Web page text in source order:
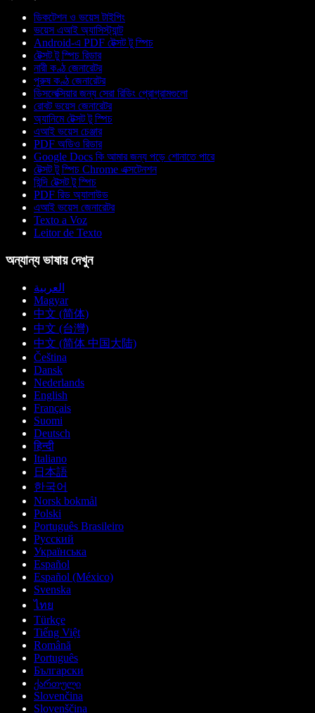
ডিকটেশন ও ভয়েস টাইপিং
ভয়েস এআই অ্যাসিস্ট্যান্ট
Android-এ PDF টেক্সট টু স্পিচ
টেক্সট টু স্পিচ রিডার
নারী কণ্ঠ জেনারেটর
পুরুষ কণ্ঠ জেনারেটর
ডিসলেক্সিয়ার জন্য সেরা রিডিং প্রোগ্রামগুলো
রোবট ভয়েস জেনারেটর
অ্যানিমে টেক্সট টু স্পিচ
এআই ভয়েস চেঞ্জার
PDF অডিও রিডার
Google Docs কি আমার জন্য পড়ে শোনাতে পারে
টেক্সট টু স্পিচ Chrome এক্সটেনশন
হিন্দি টেক্সট টু স্পিচ
PDF রিড অ্যালাউড
এআই ভয়েস জেনারেটর
Texto a Voz
Leitor de Texto
অন্যান্য ভাষায় দেখুন
العربية
Magyar
中文 (简体)
中文 (台灣)
中文 (简体 中国大陆)
Čeština
Dansk
Nederlands
English
Français
Suomi
Deutsch
हिन्दी
Italiano
日本語
한국어
Norsk bokmål
Polski
Português Brasileiro
Русский
Українська
Español
Español (México)
Svenska
ไทย
Türkçe
Tiếng Việt
Română
Português
Български
ქართული
Slovenčina
Slovenščina